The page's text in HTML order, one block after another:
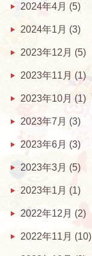
2024年4月 (5)
2024年1月 (3)
2023年12月 (5)
2023年11月 (1)
2023年10月 (1)
2023年7月 (3)
2023年6月 (3)
2023年3月 (5)
2023年1月 (1)
2022年12月 (2)
2022年11月 (10)